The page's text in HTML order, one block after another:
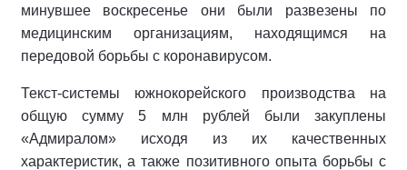
минувшее воскресенье они были развезены по
медицинским организациям, находящимся на
передовой борьбы с коронавирусом.
Текст-системы южнокорейского производства на
общую сумму 5 млн рублей были закуплены
«Адмиралом» исходя из их качественных
характеристик, а также позитивного опыта борьбы с